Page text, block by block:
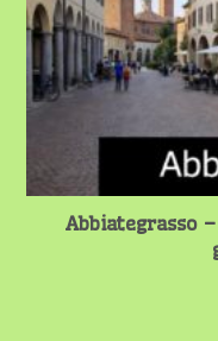
Abbiategrasso